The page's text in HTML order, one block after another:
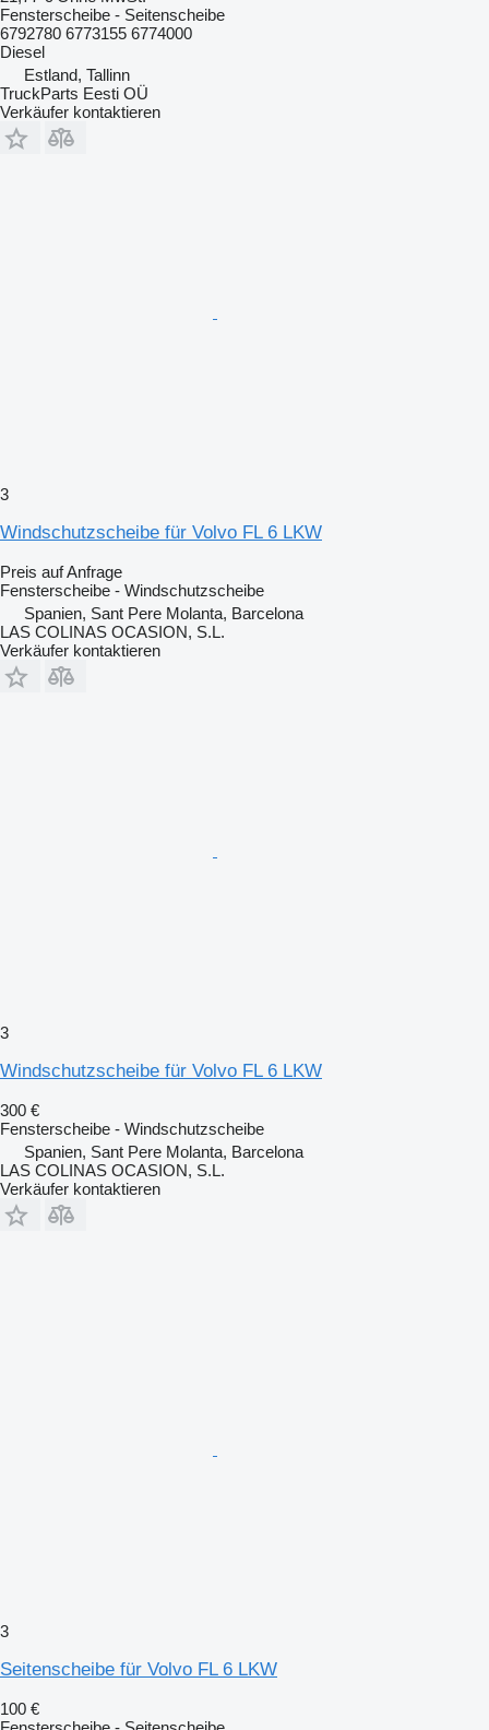
Fensterscheibe - Seitenscheibe
6792780 6773155 6774000
Diesel
Estland, Tallinn
TruckParts Eesti OÜ
Verkäufer kontaktieren
3
Windschutzscheibe für Volvo FL 6 LKW
Preis auf Anfrage
Fensterscheibe - Windschutzscheibe
Spanien, Sant Pere Molanta, Barcelona
LAS COLINAS OCASION, S.L.
Verkäufer kontaktieren
3
Windschutzscheibe für Volvo FL 6 LKW
300 €
Fensterscheibe - Windschutzscheibe
Spanien, Sant Pere Molanta, Barcelona
LAS COLINAS OCASION, S.L.
Verkäufer kontaktieren
3
Seitenscheibe für Volvo FL 6 LKW
100 €